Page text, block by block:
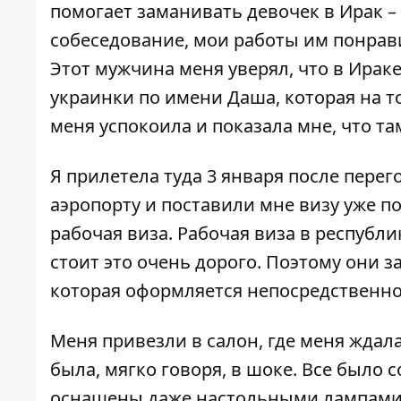
помогает заманивать девочек в Ирак
собеседование, мои работы им
Этот мужчина меня уверял, что в
украинки по имени Даша, которая на
меня успокоила и показала мне, что
Я прилетела туда 3 января после
аэропорту и поставили мне визу уже
рабочая виза. Рабочая виза в
стоит это очень дорого. Поэтому
которая оформляется
Меня привезли в салон, где меня
была, мягко говоря, в шоке. Все было